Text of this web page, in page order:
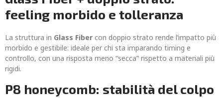
feeling morbido e tolleranza
La struttura in Glass Fiber con doppio strato rende l’impatto più
morbido e gestibile: ideale per chi sta imparando timing e
controllo, con una risposta meno “secca” rispetto a materiali più
rigidi.
P8 honeycomb: stabilità del colpo